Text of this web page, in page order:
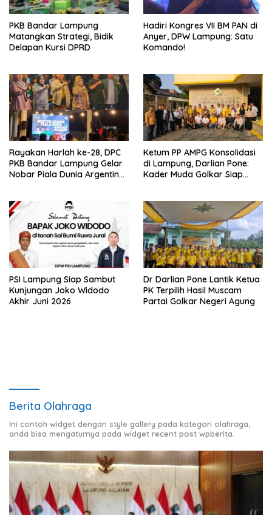
PKB Bandar Lampung
Matangkan Strategi, Bidik
Delapan Kursi DPRD
Hadiri Kongres VII BM PAN di
Anyer, DPW Lampung: Satu
Komando!
Rayakan Harlah ke-28, DPC
PKB Bandar Lampung Gelar
Nobar Piala Dunia Argentina
Ketum PP AMPG Konsolidasi
di Lampung, Darlian Pone:
Kader Muda Golkar Siap
PSI Lampung Siap Sambut
Kunjungan Joko Widodo
Akhir Juni 2026
Dr Darlian Pone Lantik Ketua
PK Terpilih Hasil Muscam
Partai Golkar Negeri Agung
Berita Olahraga
Ini contoh widget dengan style gallery pada kategori olahraga,
anda bisa mengaturnya pada widget recent post wpberita.